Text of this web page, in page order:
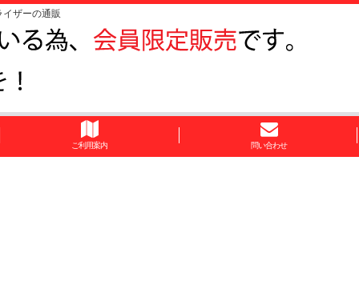
ザーの通販
ご利用案内 問い合わせ